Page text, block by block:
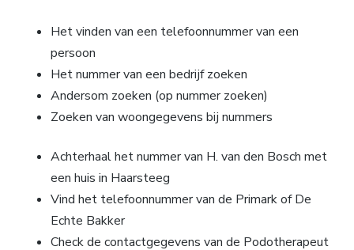
Het vinden van een telefoonnummer van een
persoon
Het nummer van een bedrijf zoeken
Andersom zoeken (op nummer zoeken)
Zoeken van woongegevens bij nummers
Achterhaal het nummer van H. van den Bosch met
een huis in Haarsteeg
Vind het telefoonnummer van de Primark of De
Echte Bakker
Check de contactgegevens van de Podotherapeut